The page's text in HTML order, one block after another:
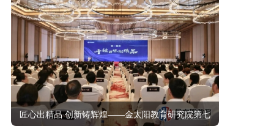
匠心出精品 创新铸辉煌——金太阳教育研究院第七